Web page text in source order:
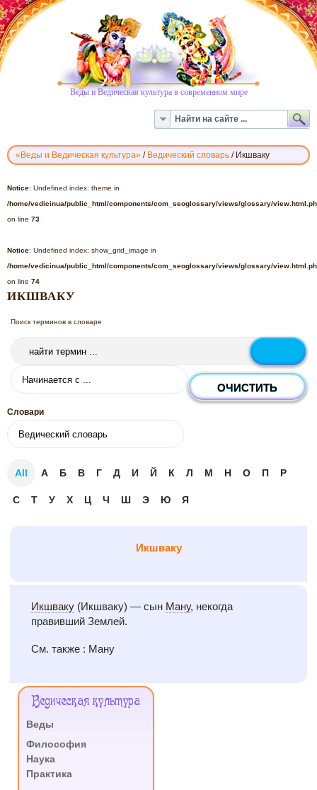
Веды и Ведическая культура в современном мире
«Веды и Ведическая культура» / Ведический словарь / Икшваку
СЛОВАРЬ
-
ИКШВАКУ
Notice: Undefined index: theme in
/home/vedicinua/public_html/components/com_seoglossary/views/glossary/
on line 73
Notice: Undefined index: show_grid_image in
/home/vedicinua/public_html/components/com_seoglossary/views/glossary/
on line 74
ИКШВАКУ
Поиск терминов в словаре
Словари
All А Б В Г Д И Й К Л М Н О П Р
С Т У Х Ц Ч Ш Э Ю Я
Икшваку
Икшваку (Икшваку) — сын Ману, некогда
правивший Землей.
См. также : Ману
Меню Ведическая культура
Веды
Философия
Наука
Практика